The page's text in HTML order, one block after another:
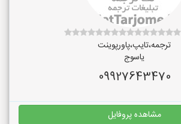
ترجمه،تایپ،پاورپوینت
یاسوج
09927643470
مشاهده پروفایل